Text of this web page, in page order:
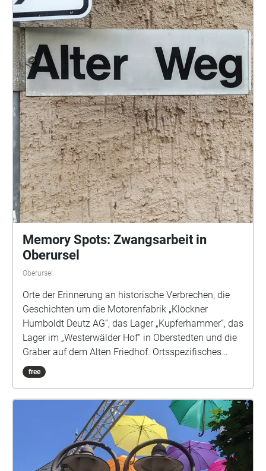
einer Bühne, auf der die Zuhörenden zu
Komponist:innen ihres eigenen Abends werden.
Regie: Milena Wichert Technische Leitung: Patrick
Kerner Sounddesign: Louisa Beck Dramaturgie:
Angelika Zwack Produktionsassistenz: Maren Burger
Technische Mitarbeit: HELLA LUX; Lenja Busch und
Rupert Jaud (Kollektiv) Sprecher:innen: Laura
Lippmann, Simone Müller, Henning Mittwollen,
Christian Manuel Oliveira
Memory Spots: Zwangsarbeit in
Oberursel
Oberursel
Orte der Erinnerung an historische Verbrechen, die
Geschichten um die Motorenfabrik „Klöckner
Humboldt Deutz AG“, das Lager „Kupferhammer“, das
Lager im „Westerwälder Hof“ in Oberstedten und die
Gräber auf dem Alten Friedhof. Ortsspezifisches
Audioprojekt zur Geschichte der Zwangsarbeit in
Oberursel. Projekt von & mit: Sound & Komposition
Niemann | Künstlerische Leitung Jan Deck & Katja
Kämmerer | www.profikollektion.de O-Ton
Zeitzeugin: Renate Quantel | O-Töne Interviews:
Maren Horn (Stadtführerin), Helmut Hujer
(Lokalhistoriker, Geschichtskreis Motorenfabrik
free